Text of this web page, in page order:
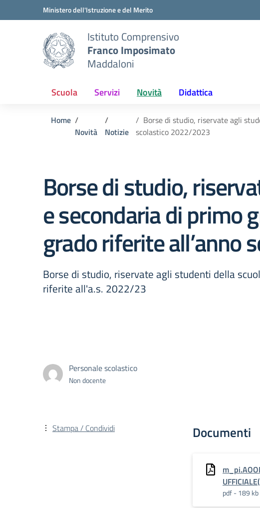
Vai ai contenuti
Vai al menu di navigazioneMinistero dell'Istruzione e del Merito
Istituto Comprensivo
Franco Imposimato
Maddaloni
Scuola Servizi Novità Didattica
Home
Novità
Notizie
Borse di studio, riservate agli
scolastico 2022/2023
Borse di studio,
e secondaria di primo
grado riferite
Borse di studio, riservate agli studenti della
riferite all'a.s. 2022/23
Personale scolastico
Non docente
Documenti
pdf - 189 kb
Stampa / Condividi